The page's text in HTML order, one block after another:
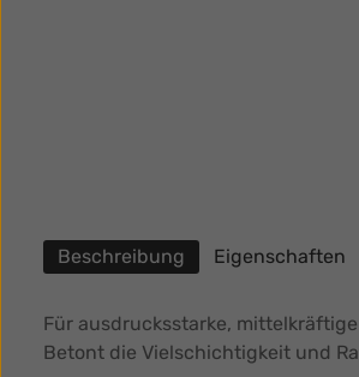
Beschreibung Eigenschaften
Für ausdrucksstarke,
Betont die Vielschichtigkeit und